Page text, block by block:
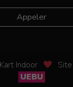
Appeler
Indoor
UEBU